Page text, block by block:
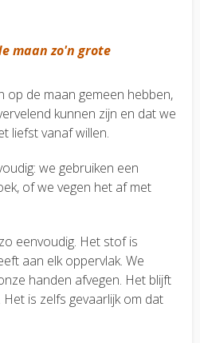
maan zo'n grote
op de maan gemeen hebben,
kunnen zijn en dat we
liefst vanaf willen.
we gebruiken een
of we vegen het af met
eenvoudig. Het stof is
aan elk oppervlak. We
handen afvegen. Het blijft
is zelfs gevaarlijk om dat